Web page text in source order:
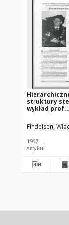
struktury
wykład prof.
wygłoszony
uroczystości
causa
Gdańskiej 5
Findeisen,
1997
artykuł